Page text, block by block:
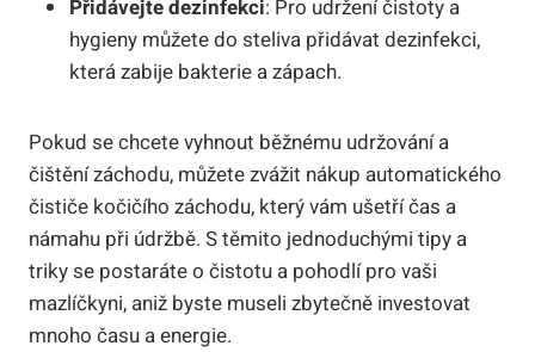
Přidávejte dezinfekci: Pro udržení čistoty a
hygieny můžete do steliva přidávat dezinfekci,
která zabije bakterie a zápach.
Pokud se chcete vyhnout běžnému udržování a
čištění záchodu, můžete zvážit nákup automatického
čističe kočičího záchodu, který vám ušetří čas a
námahu při údržbě. S těmito jednoduchými tipy a
triky se postaráte o čistotu a pohodlí pro vaši
mazlíčkyni, aniž byste museli zbytečně investovat
mnoho času a energie.